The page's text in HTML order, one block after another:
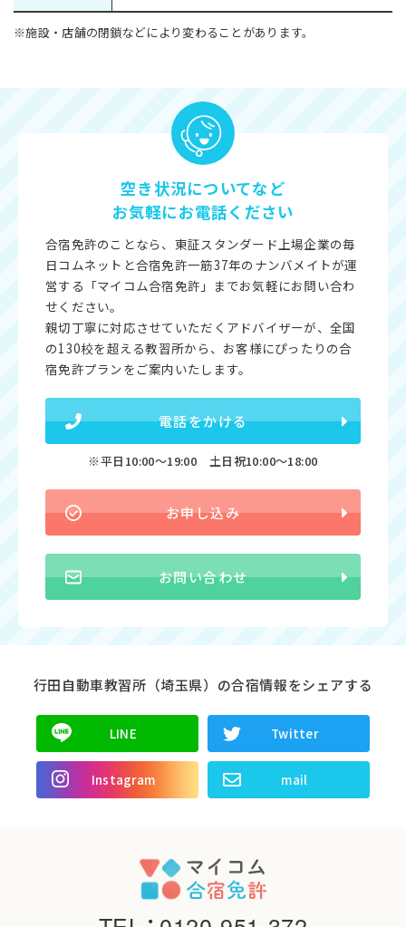
※施設・店舗の閉鎖などにより変わることがあります。
空き状況についてなど
お気軽にお電話ください
合宿免許のことなら、東証スタンダード上場企業の毎
日コムネットと合宿免許一筋37年のナンバメイトが運
営する「マイコム合宿免許」までお気軽にお問い合わ
せください。
親切丁寧に対応させていただくアドバイザーが、全国
の130校を超える教習所から、お客様にぴったりの合
宿免許プランをご案内いたします。
電話をかける
※平日10:00〜19:00 土日祝10:00〜18:00
お申し込み
お問い合わせ
行田自動車教習所（埼玉県）の合宿情報をシェアする
LINE Twitter
Instagram mail